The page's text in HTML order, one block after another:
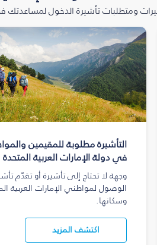
ومتطلبات تأشيرة الدخول لمساعدتك
التأشيرة مطلوبة للمقيمين
في دولة الإمارات العربية المتحدة
وجهة لا تحتاج إلى تأشيرة أو تقدّم
الوصول لمواطني الإمارات العربية
وسكانها.
اكتشف المزيد